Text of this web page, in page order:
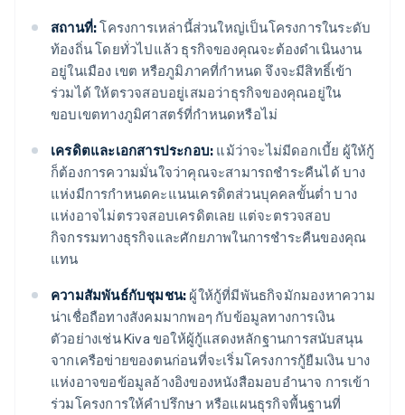
สถานที่:โครงการเหล่านี้ส่วนใหญ่เป็นโครงการในระดับ
ท้องถิ่น โดยทั่วไปแล้ว ธุรกิจของคุณจะต้องดำเนินงาน
อยู่ในเมือง เขต หรือภูมิภาคที่กำหนด จึงจะมีสิทธิ์เข้า
ร่วมได้ ให้ตรวจสอบอยู่เสมอว่าธุรกิจของคุณอยู่ใน
ขอบเขตทางภูมิศาสตร์ที่กำหนดหรือไม่
เครดิตและเอกสารประกอบ: แม้ว่าจะไม่มีดอกเบี้ย ผู้ให้กู้
ก็ต้องการความมั่นใจว่าคุณจะสามารถชำระคืนได้ บาง
แห่งมีการกำหนดคะแนนเครดิตส่วนบุคคลขั้นต่ำ บาง
แห่งอาจไม่ตรวจสอบเครดิตเลย แต่จะตรวจสอบ
กิจกรรมทางธุรกิจและศักยภาพในการชำระคืนของคุณ
แทน
ความสัมพันธ์กับชุมชน: ผู้ให้กู้ที่มีพันธกิจมักมองหาความ
น่าเชื่อถือทางสังคมมากพอๆ กับข้อมูลทางการเงิน
ตัวอย่างเช่น Kiva ขอให้ผู้กู้แสดงหลักฐานการสนับสนุน
จากเครือข่ายของตนก่อนที่จะเริ่มโครงการกู้ยืมเงิน บาง
แห่งอาจขอข้อมูลอ้างอิงของหนังสือมอบอำนาจ การเข้า
ร่วมโครงการให้คำปรึกษา หรือแผนธุรกิจพื้นฐานที่